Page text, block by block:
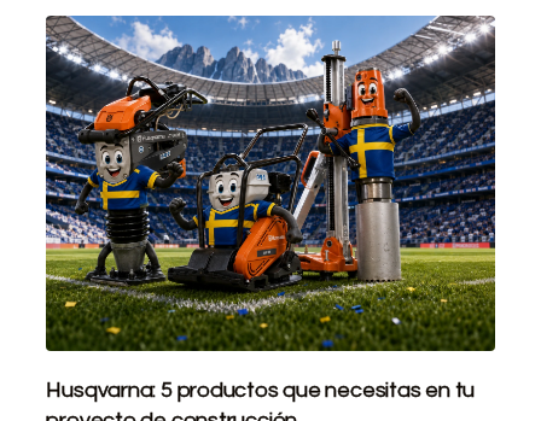
Husqvarna: 5 productos que necesitas en tu